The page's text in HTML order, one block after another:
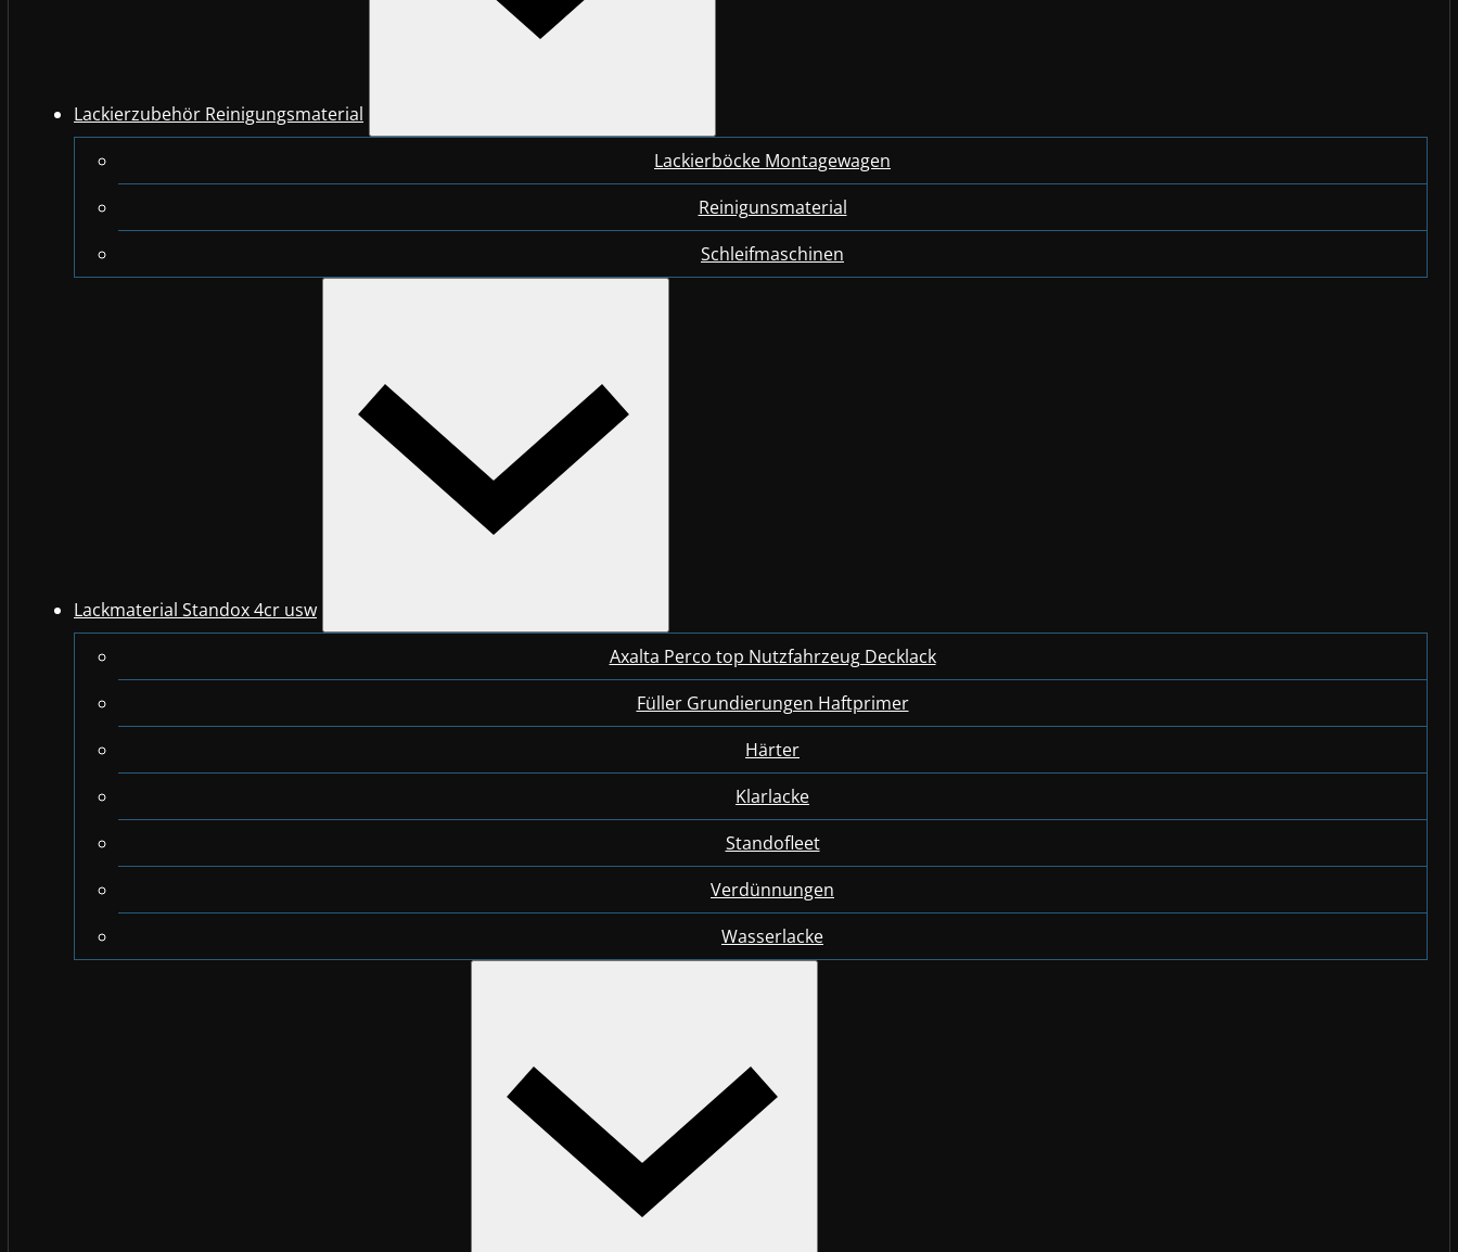
Lackierzubehör Reinigungsmaterial
Lackierböcke Montagewagen
Reinigunsmaterial
Schleifmaschinen
Lackmaterial Standox 4cr usw
Axalta Perco top Nutzfahrzeug Decklack
Füller Grundierungen Haftprimer
Härter
Klarlacke
Standofleet
Verdünnungen
Wasserlacke